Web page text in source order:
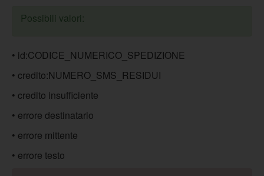
Possibili valori:
• id:CODICE_NUMERICO_SPEDIZIONE
• credito:NUMERO_SMS_RESIDUI
• credito insufficiente
• errore destinatario
• errore mittente
• errore testo